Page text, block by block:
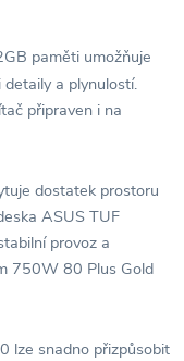
paměti umožňuje
a plynulostí.
připraven i na
dostatek prostoru
ASUS TUF
provoz a
750W 80 Plus Gold
lze snadno přizpůsobit